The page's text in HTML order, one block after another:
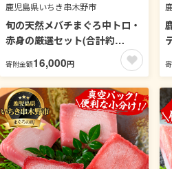
鹿児島県いちき串木野市
旬の天然メバチまぐろ中トロ・
赤身の厳選セット(合計約
600g)！お刺身 海鮮丼 マグロ
丼 海鮮 魚介 鮪 まぐろ 柵 中ト
ロ 赤身 【海鮮まぐろ家】【00-
041-02】
寄附金額16,000円